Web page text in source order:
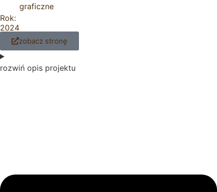
graficzne
Rok:
2024
zobacz stronę
rozwiń opis projektu